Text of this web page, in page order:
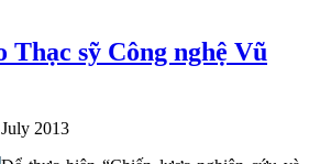
sỹ Công nghệ Vũ
2013